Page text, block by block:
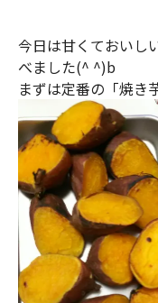
今日は甘くておいし
べました(^ ^)b
まずは定番の「焼き